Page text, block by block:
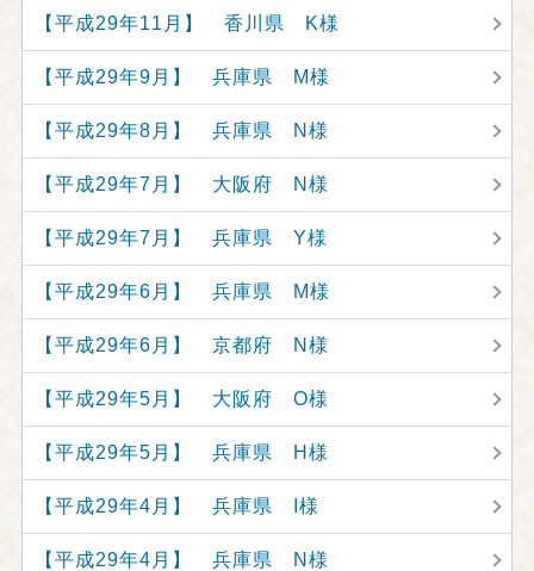
【平成29年11月】 香川県 K様
【平成29年9月】 兵庫県 M様
【平成29年8月】 兵庫県 N様
【平成29年7月】 大阪府 N様
【平成29年7月】 兵庫県 Y様
【平成29年6月】 兵庫県 M様
【平成29年6月】 京都府 N様
【平成29年5月】 大阪府 O様
【平成29年5月】 兵庫県 H様
【平成29年4月】 兵庫県 I様
【平成29年4月】 兵庫県 N様